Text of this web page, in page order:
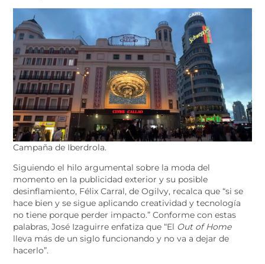
Campaña de Iberdrola.
Siguiendo el hilo argumental sobre la moda del
momento en la publicidad exterior y su posible
desinflamiento, Félix Carral, de Ogilvy, recalca que “si se
hace bien y se sigue aplicando creatividad y tecnología
no tiene porque perder impacto.” Conforme con estas
palabras, José Izaguirre enfatiza que “El Out of Home
lleva más de un siglo funcionando y no va a dejar de
hacerlo”.